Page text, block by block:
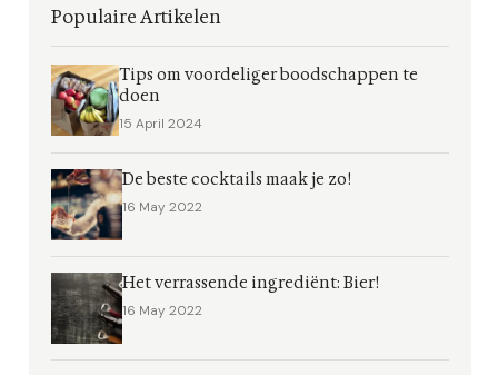
Populaire Artikelen
Tips om voordeliger boodschappen te
doen
15 April 2024
De beste cocktails maak je zo!
16 May 2022
Het verrassende ingrediënt: Bier!
16 May 2022